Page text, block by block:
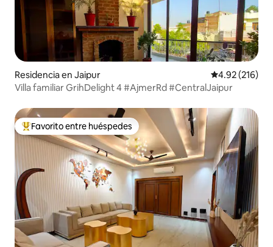
Residencia en Jaipur Calificación
4.92 (216)
Villa familiar GrihDelight 4 #AjmerRd #CentralJaipur
De los mejores en Favorito entre huéspedes
Favorito entre huéspedes